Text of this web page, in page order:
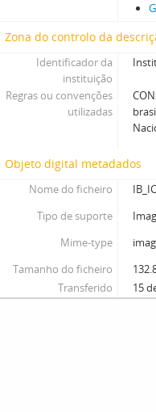
Zona do controlo da
Identificador da
instituição
Regras ou convenções
utilizadas
Objeto digital metadados
Nome do ficheiro
Tipo de suporte
Mime-type
Tamanho do ficheiro
Transferido
15